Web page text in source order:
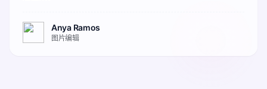
Anya Ramos
图片编辑